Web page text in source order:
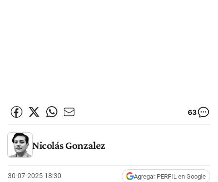
63
Nicolás Gonzalez
30-07-2025 18:30 Agregar PERFIL en Google